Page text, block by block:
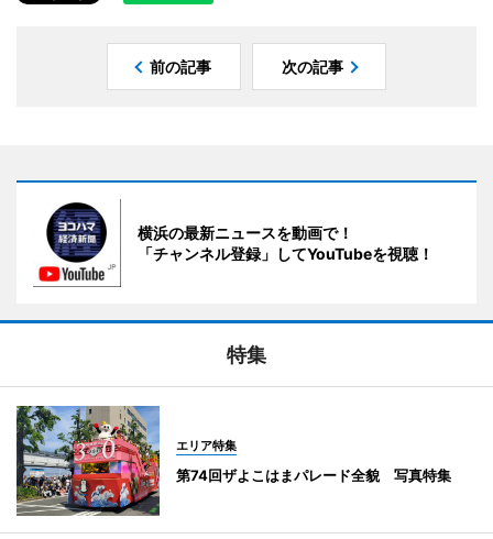
前の記事 次の記事
横浜の最新ニュースを動画で！
「チャンネル登録」してYouTubeを視聴！
特集
エリア特集
第74回ザよこはまパレード全貌 写真特集